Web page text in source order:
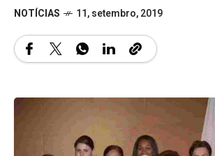
NOTÍCIAS 11, setembro, 2019